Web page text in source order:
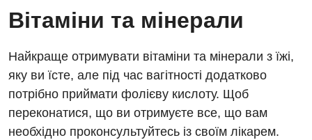
Вітаміни та мінерали
Найкраще отримувати вітаміни та мінерали з їжі,
яку ви їсте, але під час вагітності додатково
потрібно приймати фолієву кислоту. Щоб
переконатися, що ви отримуєте все, що вам
необхідно проконсультуйтесь із своїм лікарем.